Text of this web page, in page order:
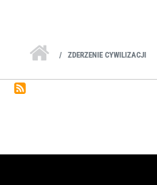
ZDERZENIE CYWILIZACJI